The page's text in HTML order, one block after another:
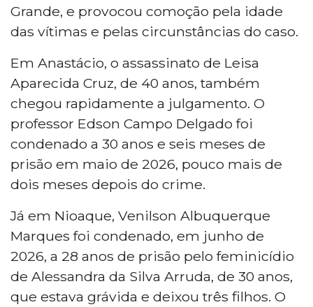
Grande, e provocou comoção pela idade
das vítimas e pelas circunstâncias do caso.
Em Anastácio, o assassinato de Leisa
Aparecida Cruz, de 40 anos, também
chegou rapidamente a julgamento. O
professor Edson Campo Delgado foi
condenado a 30 anos e seis meses de
prisão em maio de 2026, pouco mais de
dois meses depois do crime.
Já em Nioaque, Venilson Albuquerque
Marques foi condenado, em junho de
2026, a 28 anos de prisão pelo feminicídio
de Alessandra da Silva Arruda, de 30 anos,
que estava grávida e deixou três filhos. O